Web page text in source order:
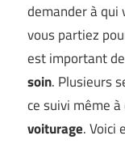
demander à qui
vous partiez
est important
soin. Plusieurs
ce suivi même
voiturage. Voici